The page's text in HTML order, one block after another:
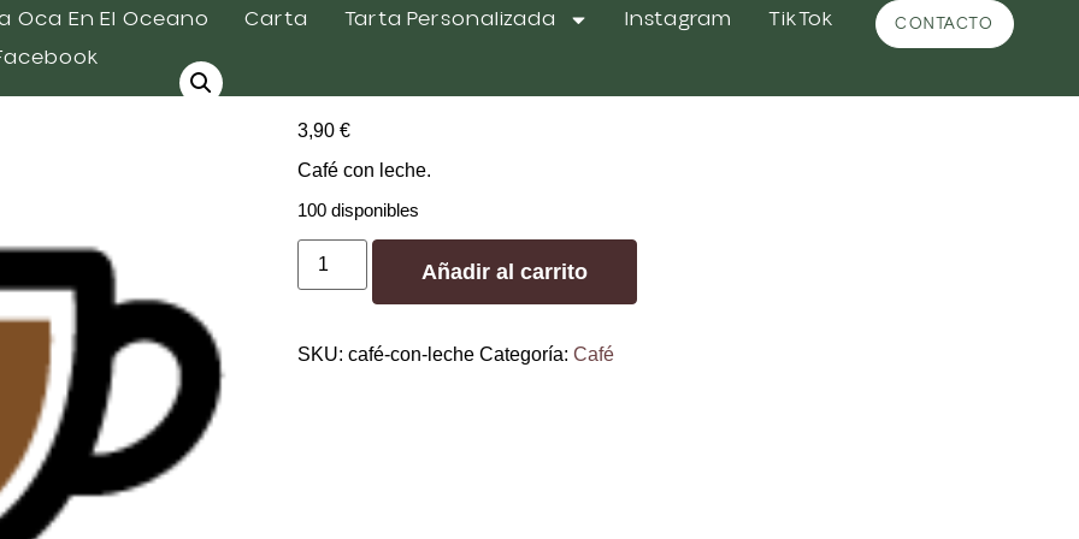
Oca En El Oceano Carta Tarta Personalizada Instagram
TikTok
CONTACTO
3,90 €
Café con leche.
100 disponibles
Añadir al carrito
SKU: café-con-leche Categoría: Café